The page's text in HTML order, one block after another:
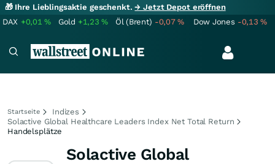
🎁 Ihre Lieblingsaktie geschenkt.→ Jetzt Depot eröffnen
DAX +0,01% Gold +1,23% Öl (Brent) -0,07% Dow Jones -0,13%
Startseite
Indizes
Solactive Global Healthcare Leaders Index Net Total Return
Handelsplätze
Solactive Global